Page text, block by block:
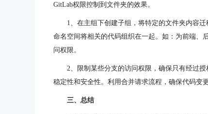
GitLab权限控制到文件夹的效果。
1、在主组下创建子组，将特定的文件夹内容
命名空间将相关的代码组织在一起。如：为前端、
问权限。
2、限制某些分支的访问权限，确保只有经过
稳定性和安全性。利用合并请求流程，确保代码变
三、总结